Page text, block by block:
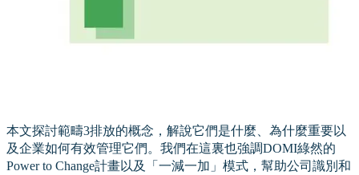
本文探討範疇3排放的概念，解說它們是什麼、為什麼重要以
及企業如何有效管理它們。我們在這裏也強調DOMI綠然的
Power to Change計畫以及「一減一加」模式，幫助公司識別和